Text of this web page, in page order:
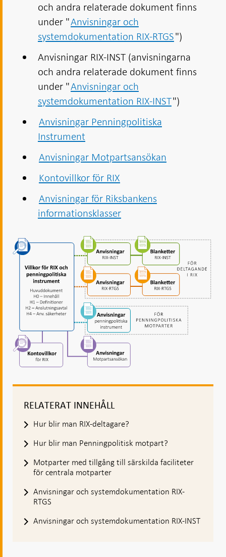
och andra relaterade dokument finns
under "Anvisningar och
systemdokumentation RIX-RTGS")
Anvisningar RIX-INST (anvisningarna
och andra relaterade dokument finns
under "Anvisningar och
systemdokumentation RIX-INST")
Anvisningar Penningpolitiska
Instrument
Anvisningar Motpartsansökan
Kontovillkor för RIX
Anvisningar för Riksbankens
informationsklasser
RELATERAT INNEHÅLL
Hur blir man RIX-deltagare?
Hur blir man Penningpolitisk motpart?
Motparter med tillgång till särskilda faciliteter
för centrala motparter
Anvisningar och systemdokumentation RIX-
RTGS
Anvisningar och systemdokumentation RIX-INST